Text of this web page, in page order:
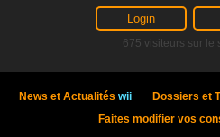
675 visiteurs sur le
News et Actualités wii Dossiers et
Faites modifier vos